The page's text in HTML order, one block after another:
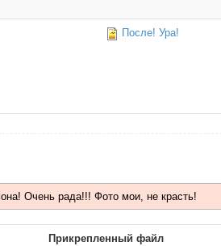
После! Ура!
Очень рада!!! Фото мои, не красть!
Прикрепленный файл